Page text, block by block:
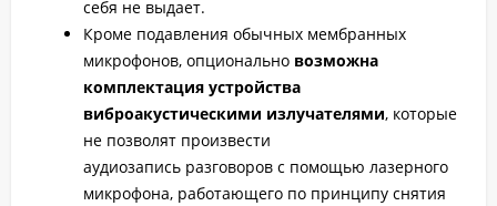
себя не выдает.
Кроме подавления обычных мембранных
микрофонов, опционально возможна
комплектация устройства
виброакустическими излучателями, которые
не позволят произвести
аудиозапись разговоров с помощью лазерного
микрофона, работающего по принципу снятия